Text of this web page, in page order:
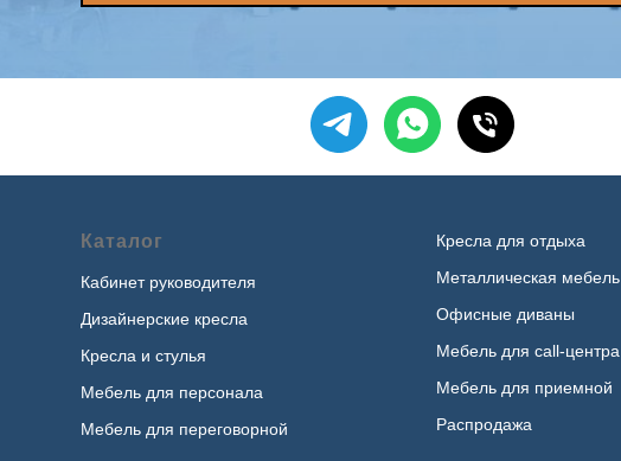
Каталог
Кабинет руководителя
Дизайнерские кресла
Кресла и стулья
Мебель для персонала
Мебель для переговорной
Кресла для отдыха
Металлическая мебель
Офисные диваны
Мебель для call-центра
Мебель для приемной
Распродажа